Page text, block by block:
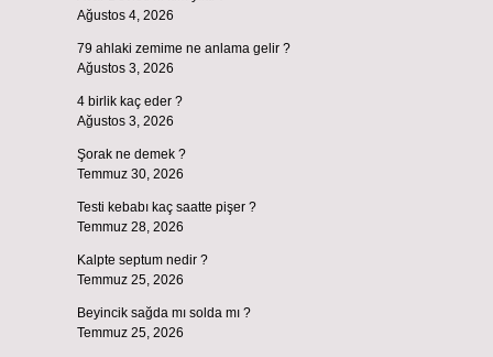
Ağustos 4, 2026
79 ahlaki zemime ne anlama gelir ?
Ağustos 3, 2026
4 birlik kaç eder ?
Ağustos 3, 2026
Şorak ne demek ?
Temmuz 30, 2026
Testi kebabı kaç saatte pişer ?
Temmuz 28, 2026
Kalpte septum nedir ?
Temmuz 25, 2026
Beyincik sağda mı solda mı ?
Temmuz 25, 2026